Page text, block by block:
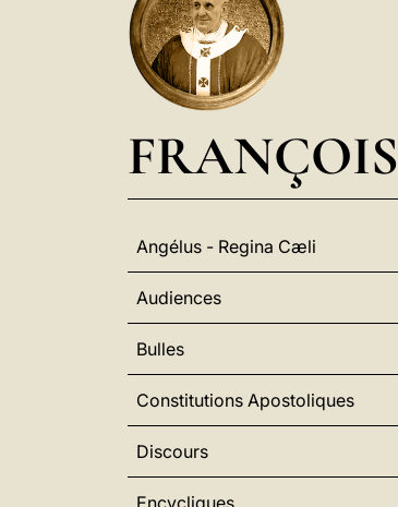
FRANÇOIS
Angélus - Regina Cæli
Audiences
Bulles
Constitutions Apostoliques
Discours
Encycliques